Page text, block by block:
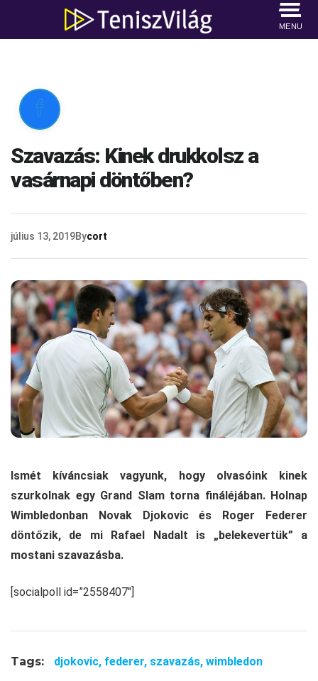
MENU

Szavazás: Kinek drukkolsz a
vasárnapi döntőben?
július 13, 2019Bycort
Ismét kíváncsiak vagyunk, hogy olvasóink kinek
szurkolnak egy Grand Slam torna fináléjában. Holnap
Wimbledonban Novak Djokovic és Roger Federer
döntőzik, de mi Rafael Nadalt is „belekevertük” a
mostani szavazásba.
[socialpoll id=”2558407″]
Tags: djokovic, federer, szavazás, wimbledon